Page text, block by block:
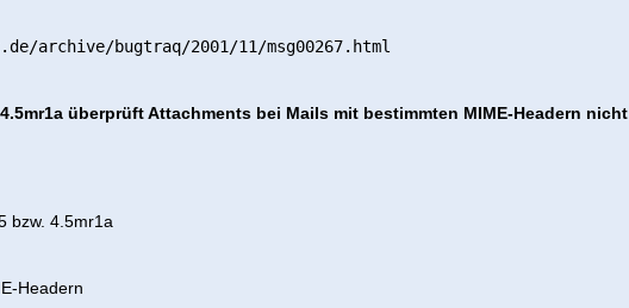
bugtraq/2001/11/msg00267.html
überprüft Attachments bei Mails mit bestimmten MIME-Headern nicht
bzw. 4.5mr1a
Headern